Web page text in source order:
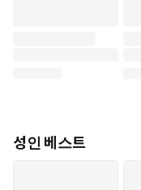
성인 베스트